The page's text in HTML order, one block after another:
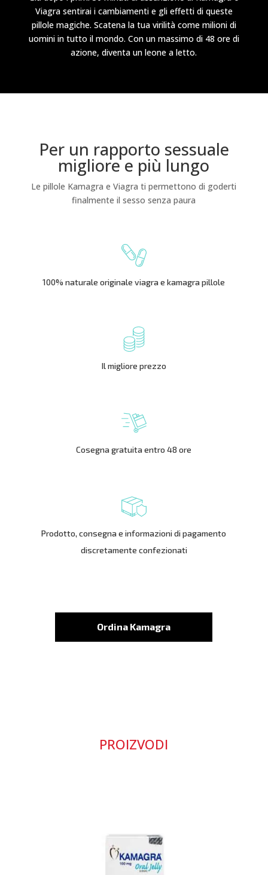
Viagra sentirai i cambiamenti e gli effetti di queste
pillole magiche. Scatena la tua virilità come milioni di
uomini in tutto il mondo. Con un massimo di 48 ore di
azione, diventa un leone a letto.
Per un rapporto sessuale
migliore e più lungo
Le pillole Kamagra e Viagra ti permettono di goderti
finalmente il sesso senza paura
100% naturale originale viagra e kamagra pillole
Il migliore prezzo
Cosegna gratuita entro 48 ore
Prodotto, consegna e informazioni di pagamento
discretamente confezionati
Ordina Kamagra
PROIZVODI